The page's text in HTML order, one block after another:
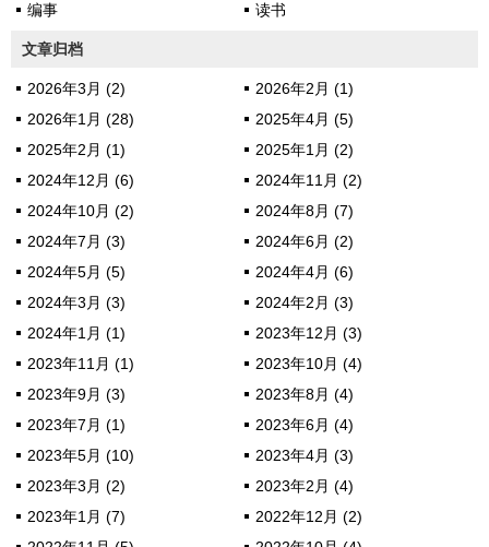
编事
读书
文章归档
2026年3月 (2)
2026年2月 (1)
2026年1月 (28)
2025年4月 (5)
2025年2月 (1)
2025年1月 (2)
2024年12月 (6)
2024年11月 (2)
2024年10月 (2)
2024年8月 (7)
2024年7月 (3)
2024年6月 (2)
2024年5月 (5)
2024年4月 (6)
2024年3月 (3)
2024年2月 (3)
2024年1月 (1)
2023年12月 (3)
2023年11月 (1)
2023年10月 (4)
2023年9月 (3)
2023年8月 (4)
2023年7月 (1)
2023年6月 (4)
2023年5月 (10)
2023年4月 (3)
2023年3月 (2)
2023年2月 (4)
2023年1月 (7)
2022年12月 (2)